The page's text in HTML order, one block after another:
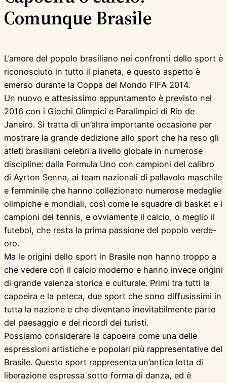
Comunque Brasile
L’amore del popolo brasiliano nei confronti dello sport è
riconosciuto in tutto il pianeta, e questo aspetto è
emerso durante la Coppa del Mondo FIFA 2014.
Un nuovo e attesissimo appuntamento è previsto nel
2016 con i Giochi Olimpici e Paralimpici di Rio de
Janeiro. Si tratta di un’altra importante occasione per
mostrare la grande dedizione allo sport che ha reso gli
atleti brasiliani celebri a livello globale in numerose
discipline: dalla Formula Uno con campioni del calibro
di Ayrton Senna, ai team nazionali di pallavolo maschile
e femminile che hanno collezionato numerose medaglie
olimpiche e mondiali, così come le squadre di basket e i
campioni del tennis, e ovviamente il calcio, o meglio il
futebol, che resta la prima passione del popolo verde-
oro.
Ma le origini dello sport in Brasile non hanno troppo a
che vedere con il calcio moderno e hanno invece origini
di grande valenza storica e culturale. Primi tra tutti la
capoeira e la peteca, due sport che sono diffusissimi in
tutta la nazione e che diventano inevitabilmente parte
del paesaggio e dei ricordi dei turisti.
Possiamo considerare la capoeira come una delle
espressioni artistiche e popolari più rappresentative del
Brasile. Questo sport rappresenta un’antica lotta di
liberazione espressa sotto forma di danza, ed è